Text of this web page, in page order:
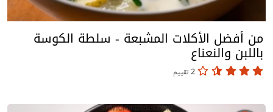
من أفضل الأكلات المشبعة - سلطة الكوسة
باللبن والنعناع
2 تقييم